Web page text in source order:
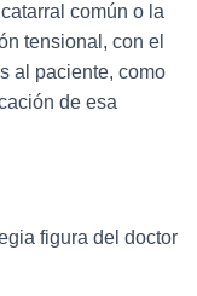
común o la
tensional, con el
al paciente, como
de esa
figura del doctor